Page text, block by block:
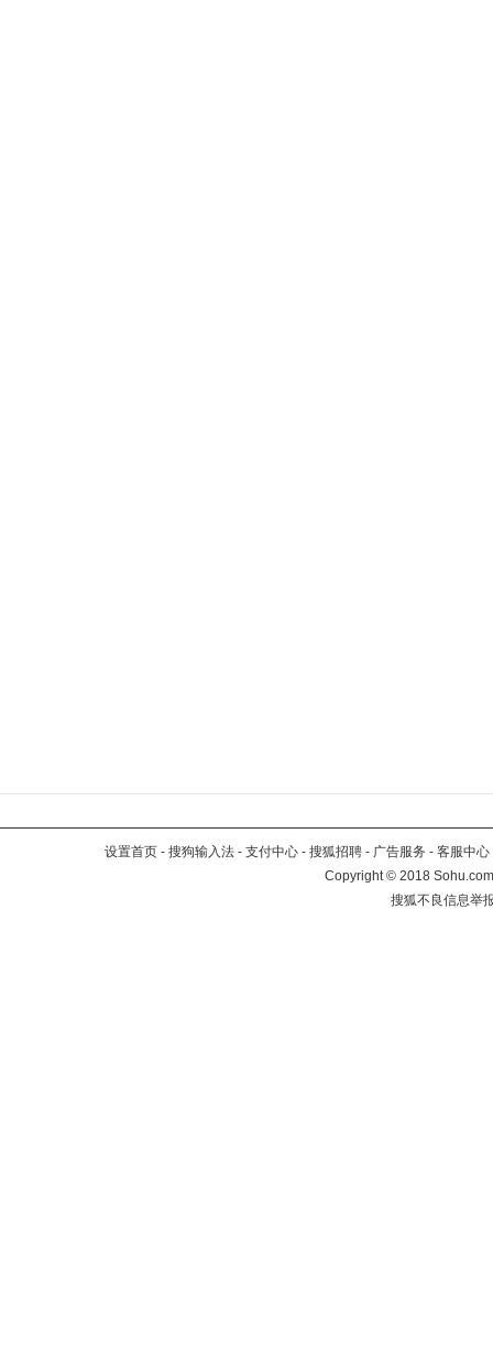
设置首页 - 搜狗输入法 - 支付中心 - 搜狐招聘 - 广告服务 - 客服中心
Copyright©2018
搜狐不良信息举